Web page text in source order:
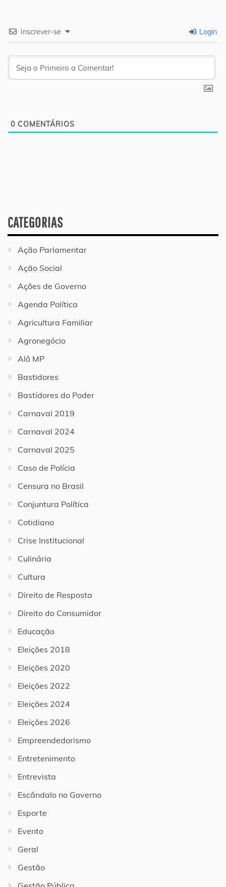
Inscrever-se Login
0 COMENTÁRIOS
CATEGORIAS
Ação Parlamentar
Ação Social
Ações de Governo
Agenda Política
Agricultura Familiar
Agronegócio
Alô MP
Bastidores
Bastidores do Poder
Carnaval 2019
Carnaval 2024
Carnaval 2025
Caso de Polícia
Censura no Brasil
Conjuntura Política
Cotidiano
Crise Institucional
Culinária
Cultura
Direito de Resposta
Direito do Consumidor
Educação
Eleições 2018
Eleições 2020
Eleições 2022
Eleições 2024
Eleições 2026
Empreendedorismo
Entretenimento
Entrevista
Escândalo no Governo
Esporte
Evento
Geral
Gestão